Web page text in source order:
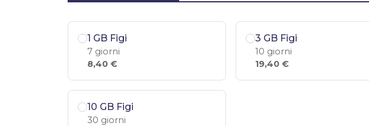
1 GB Figi
7 giorni
8,40 €
3 GB Figi
10 giorni
19,40 €
10 GB Figi
30 giorni